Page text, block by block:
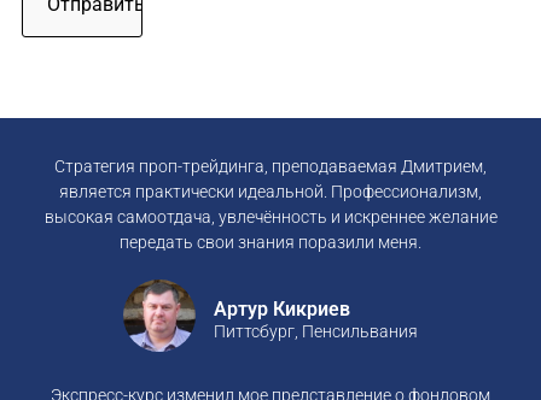
Стратегия проп-трейдинга, преподаваемая Дмитрием,
является практически идеальной. Профессионализм,
высокая самоотдача, увлечённость и искреннее желание
передать свои знания поразили меня.
Артур Кикриев
Питтсбург, Пенсильвания
Экспресс-курс изменил мое представление о фондовом